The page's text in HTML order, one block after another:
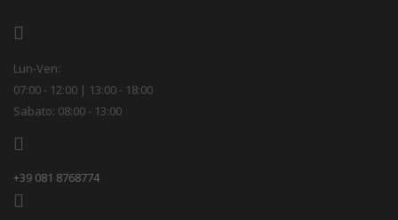
Lun-Ven:
07:00 - 12:00 | 13:00 - 18:00
Sabato: 08:00 - 13:00
+39 081 8768774